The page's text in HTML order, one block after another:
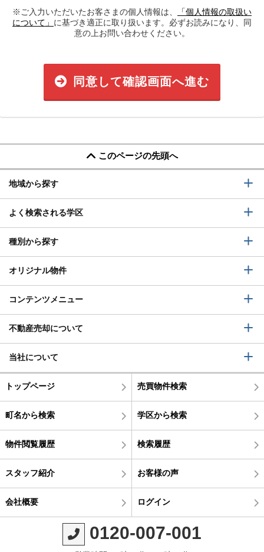
※ご入力いただいたお客さまの個人情報は、
「個人情報の取扱い
について」 に基づき適正に取り扱います。必ずお読みになり、同
意の上お問い合わせください。
同意して確認画面へ進む
このページの先頭へ
地域から探す
よく検索される学区
種別から探す
オリジナル物件
コンテンツメニュー
不動産売却について
当社について
トップページ 売買物件検索
町名から検索 学区から検索
物件閲覧履歴 検索履歴
スタッフ紹介 お客様の声
会社概要 ログイン
0120-007-001